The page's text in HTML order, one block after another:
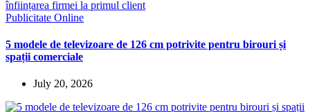
Publicitate Online
5 modele de televizoare de 126 cm potrivite pentru birouri și
spații comerciale
July 20, 2026